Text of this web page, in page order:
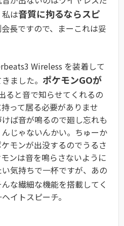
は音質に拘るならスピ
長ですので、まーこれは妥
Wireless を装着して
ました。 ポケモンGOが
ると音で知らせてくれるの
って居る必要がありませ
ば音が鳴るので廻し忘れも
じゃないんかい。ちゅーか
モンが出没するのでうるさ
ンは音を鳴らさないように
気持ちで一杯ですが、あの
な繊細な機能を搭載してく
イトスピーチ。